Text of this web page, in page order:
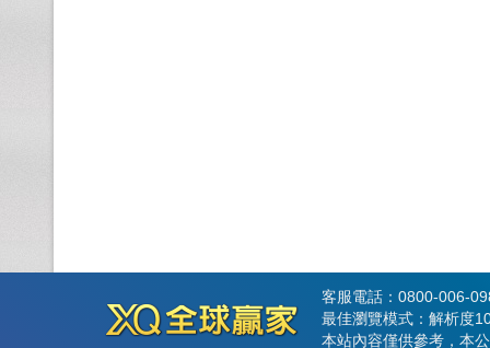
客服電話：0800-006-
最佳瀏覽模式：解析度
本站內容僅供參考，本